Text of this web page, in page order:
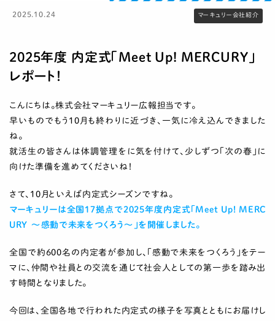
2025.10.24 マーキュリー会社紹介
2025年度 内定式「Meet Up! MERCURY」
レポート！
こんにちは。株式会社マーキュリー広報担当です。
早いものでもう10月も終わりに近づき、一気に冷え込んできました
ね。
就活生の皆さんは体調管理をに気を付けて、少しずつ「次の春」に
向けた準備を進めてくださいね！
さて、10月といえば内定式シーズンですね。
マーキュリーは全国17拠点で2025年度内定式「Meet Up! MERC
URY ～感動で未来をつくろう～」を開催しました。
全国で約600名の内定者が参加し、「感動で未来をつくろう」をテー
マに、仲間や社員との交流を通じて社会人としての第一歩を踏み出
す時間となりました。
今回は、全国各地で行われた内定式の様子を写真とともにお届けし